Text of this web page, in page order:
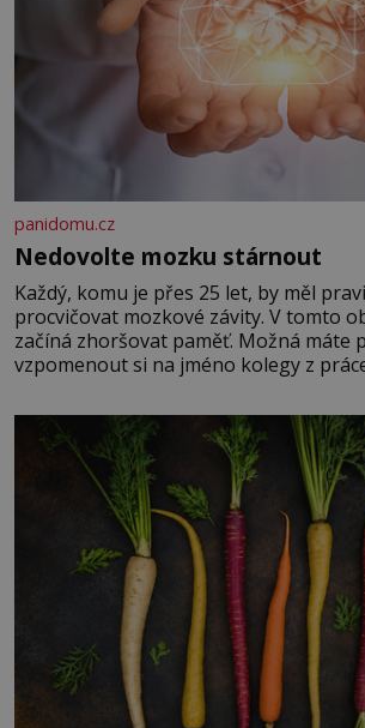
panidomu.cz
Nedovolte mozku stárnout
Každý, komu je přes 25 let, by měl
procvičovat mozkové závity. V tomto
začíná zhoršovat paměť. Možná máte
vzpomenout si na jméno kolegy z
Je to opravdu tak, s věkem jako kdyby
rozhodla stávkovat. Cvičte